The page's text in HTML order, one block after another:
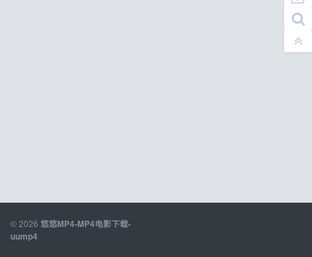
© 2026 悠悠MP4-MP4电影下载-
uump4